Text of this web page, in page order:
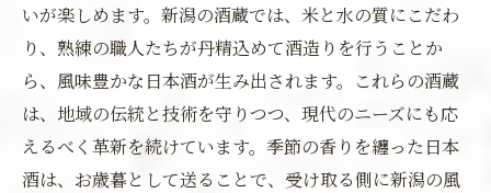
いが楽しめます。新潟の酒蔵では、米と水の質にこだわ
り、熟練の職人たちが丹精込めて酒造りを行うことか
ら、風味豊かな日本酒が生み出されます。これらの酒蔵
は、地域の伝統と技術を守りつつ、現代のニーズにも応
えるべく革新を続けています。季節の香りを纏った日本
酒は、お歳暮として送ることで、受け取る側に新潟の風